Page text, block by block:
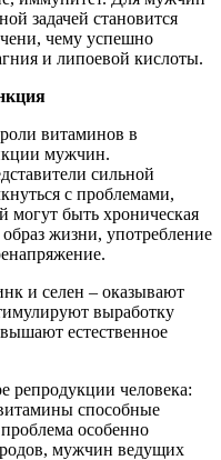
задачей становится
чему успешно
и липоевой кислоты.
витаминов в
мужчин.
сильной
с проблемами,
могут быть хроническая
жизни, употребление
и селен – оказывают
выработку
естественное
репродукции человека:
способные
особенно
мужчин ведущих